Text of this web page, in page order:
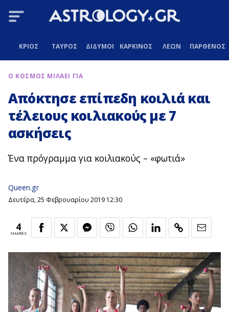
ΚΡΙΟΣ ΤΑΥΡΟΣ ΔΙΔΥΜΟΙ ΚΑΡΚΙΝΟΣ ΛΕΩΝ ΠΑΡΘΕΝΟΣ
Ο ΚΟΣΜΟΣ ΜΙΛΑΕΙ ΓΙΑ
Απόκτησε επίπεδη κοιλιά και
τέλειους κοιλιακούς με 7
ασκήσεις
Ένα πρόγραμμα για κοιλιακούς – «φωτιά»
Queen.gr
Δευτέρα, 25 Φεβρουαρίου 2019 12:30
4
SHARES